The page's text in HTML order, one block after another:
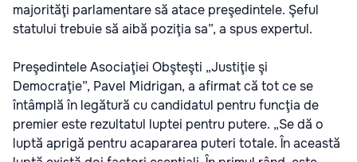
majorităţi parlamentare să atace preşedintele. Şeful
statului trebuie să aibă poziţia sa”, a spus expertul.
Preşedintele Asociaţiei Obşteşti „Justiţie şi
Democraţie”, Pavel Midrigan, a afirmat că tot ce se
întâmplă în legătură cu candidatul pentru funcţia de
premier este rezultatul luptei pentru putere. „Se dă o
luptă aprigă pentru acapararea puteri totale. În această